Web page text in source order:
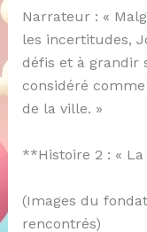
Narrateur : «
les incertitudes,
défis et à grandir
considéré
de la ville. »
**Histoire 2 : «
(Images du
rencontrés)